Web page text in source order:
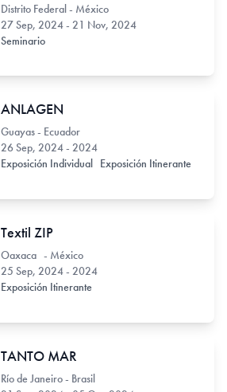
Distrito Federal - México
27 Sep, 2024 - 21 Nov, 2024
Seminario
ANLAGEN
Guayas - Ecuador
26 Sep, 2024 - 2024
Exposición Individual Exposición Itinerante
Textil ZIP
Oaxaca - México
25 Sep, 2024 - 2024
Exposición Itinerante
TANTO MAR
Río de Janeiro - Brasil